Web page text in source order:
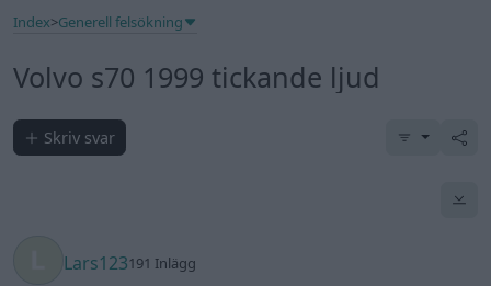
Index>Generell felsökning
Volvo s70 1999 tickande ljud
Skriv svar
Lars123191 Inlägg